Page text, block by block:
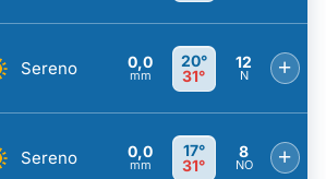
Sereno 0,0
mm
20°
31°
12
N +
Sereno 0,0
mm
17°
31°
8
NO +